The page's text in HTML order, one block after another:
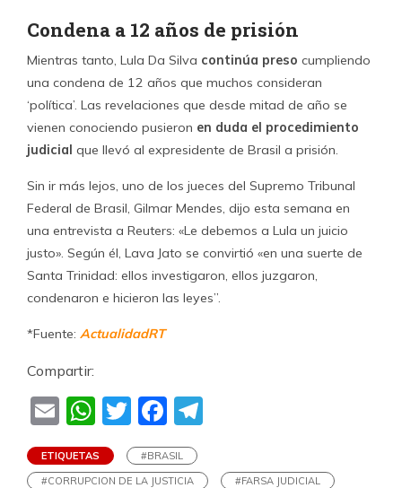
Condena a 12 años de prisión
Mientras tanto, Lula Da Silva continúa preso cumpliendo
una condena de 12 años que muchos consideran
‘política’. Las revelaciones que desde mitad de año se
vienen conociendo pusieron en duda el procedimiento
judicial que llevó al expresidente de Brasil a prisión.
Sin ir más lejos, uno de los jueces del Supremo Tribunal
Federal de Brasil, Gilmar Mendes, dijo esta semana en
una entrevista a Reuters: «Le debemos a Lula un juicio
justo». Según él, Lava Jato se convirtió «en una suerte de
Santa Trinidad: ellos investigaron, ellos juzgaron,
condenaron e hicieron las leyes”.
*Fuente: ActualidadRT
Compartir:
EmailWhatsApp
TwitterFacebook
ETIQUETAS
#BRASIL
#CORRUPCION DE LA JUSTICIA
#FARSA JUDICIAL